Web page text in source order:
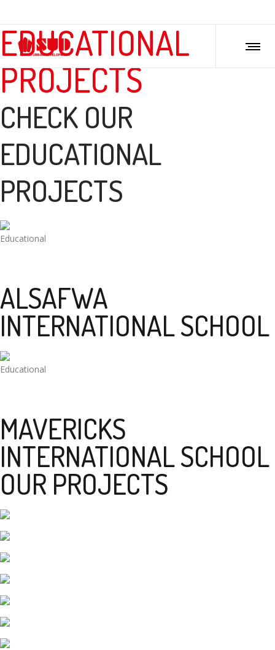
EDUCATIONAL
PROJECTS
CHECK OUR
EDUCATIONAL
PROJECTS
Educational
ALSAFWA
INTERNATIONAL SCHOOL
Educational
MAVERICKS
INTERNATIONAL SCHOOL
OUR PROJECTS